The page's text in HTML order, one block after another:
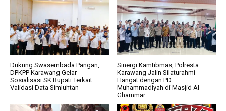
Dukung Swasembada Pangan,
DPKPP Karawang Gelar
Sosialisasi SK Bupati Terkait
Validasi Data Simluhtan
Sinergi Kamtibmas, Polresta
Karawang Jalin Silaturahmi
Hangat dengan PD
Muhammadiyah di Masjid Al-
Ghammar